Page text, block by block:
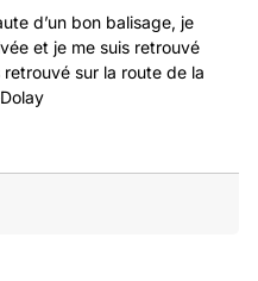
d’un bon balisage, je
et je me suis retrouvé
sur la route de la